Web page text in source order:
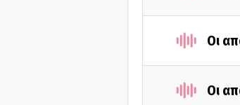
Οι
Οι